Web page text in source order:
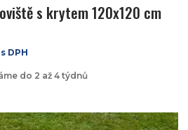
s krytem 120x120 cm
s DPH
do 2 až 4 týdnů